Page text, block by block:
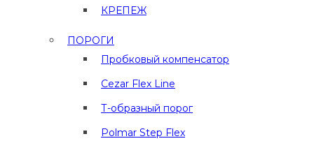
КРЕПЕЖ
ПОРОГИ
Пробковый компенсатор
Cezar Flex Line
Т-образный порог
Polmar Step Flex